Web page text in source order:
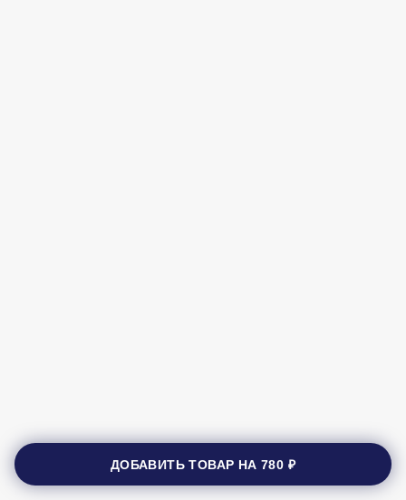
ДОБАВИТЬ ТОВАР НА780 ₽